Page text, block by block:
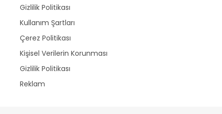
Gizlilik Politikası
Kullanım Şartları
Çerez Politikası
Kişisel Verilerin Korunması
Gizlilik Politikası
Reklam